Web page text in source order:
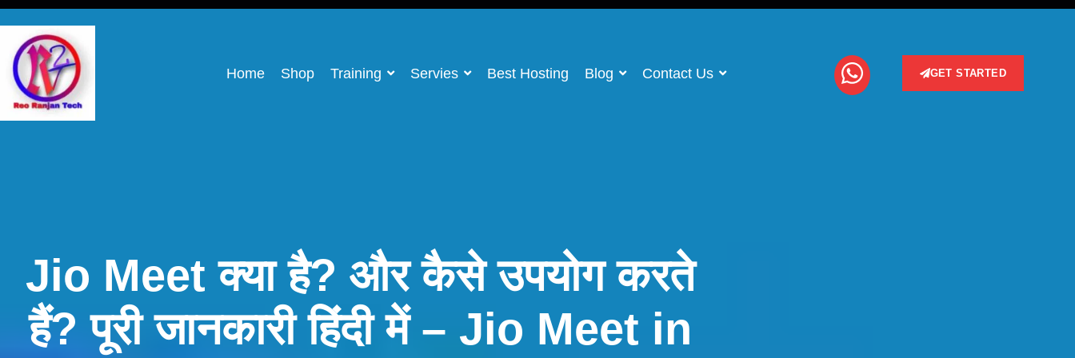
Home Shop Training Servies Best Hosting Blog Contact Us GET STARTED
Jio Meet क्या है? और कैसे उपयोग करते
हैं? पूरी जानकारी हिंदी में – Jio Meet in